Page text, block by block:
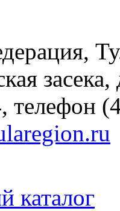
телефон
каталог